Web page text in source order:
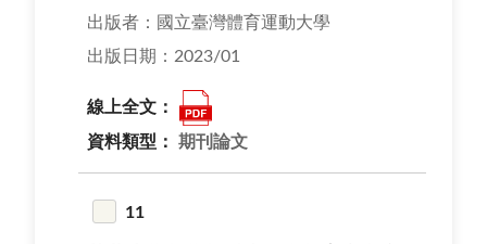
出版者：國立臺灣體育運動大學
出版日期：2023/01
線上全文：
資料類型： 期刊論文
11